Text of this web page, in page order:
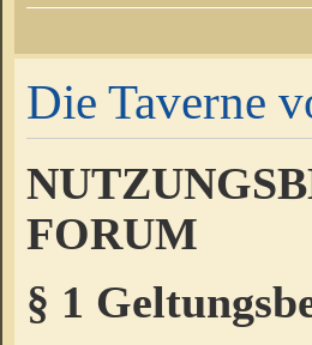
Die Taverne
FORUM
§ 1